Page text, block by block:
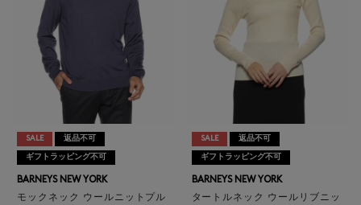
SALE 返品不可
ギフトラッピング不可
BARNEYS NEW YORK
モックネック ウールニットプル
SALE 返品不可
ギフトラッピング不可
BARNEYS NEW YORK
タートルネック ウールリブニッ